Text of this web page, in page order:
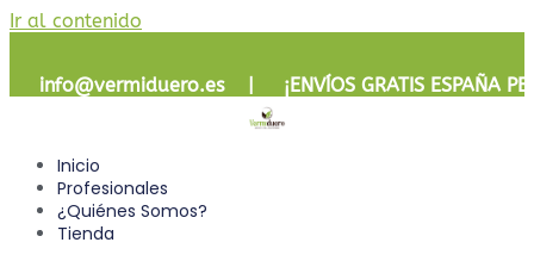
Ir al contenido
info@vermiduero.es | ¡ENVÍOS GRATISESPAÑA
Inicio
Profesionales
¿Quiénes Somos?
Tienda